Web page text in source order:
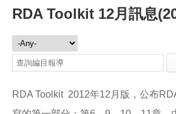
RDA Toolkit 12月訊息
編目報導
RDA Toolkit 2012年12月版，公布